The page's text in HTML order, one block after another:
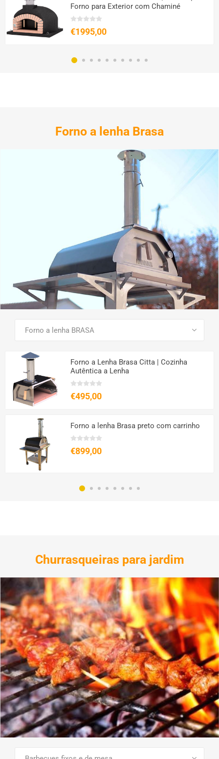
Forno para Exterior com Chaminé
€1995,00
Forno a lenha Brasa
VER TODOS OS PRODUTOS
Forno a Lenha Brasa Citta | Cozinha
Autêntica a Lenha
€495,00
Forno a lenha Brasa preto com carrinho
€899,00
Churrasqueiras para jardim
VER TODOS OS PRODUTOS